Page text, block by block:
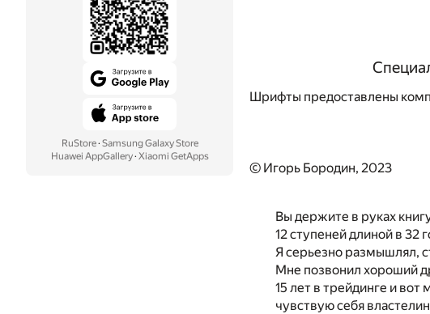
RuStore· Samsung Galaxy Store
Huawei AppGallery· Xiaomi GetApps
Шрифты предоставлены
© Игорь Бородин, 2023
Вы держите в руках
12 ступеней длиной в 32
Я серьезно размышлял,
Мне позвонил хороший
15 лет в трейдинге и
чувствую себя